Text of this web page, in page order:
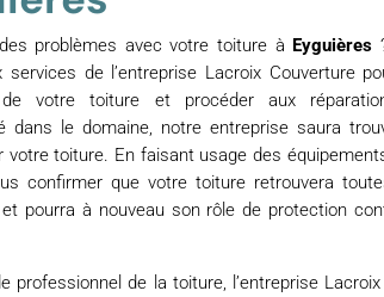
problèmes avec votre toiture à Eyguières
services de l’entreprise Lacroix Couverture
de votre toiture et procéder aux
dans le domaine, notre entreprise saura
votre toiture. En faisant usage des
confirmer que votre toiture retrouvera
et pourra à nouveau son rôle de protection
professionnel de la toiture, l’entreprise